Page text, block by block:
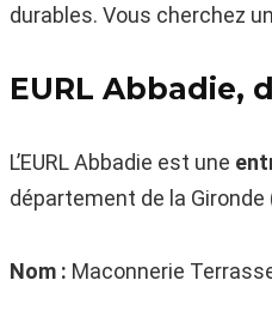
durables. Vous cherchez
EURL Abbadie,
L’EURL Abbadie est une
département de la
Nom : Maconnerie